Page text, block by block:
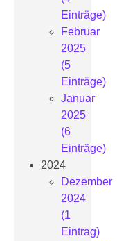
Einträge)
Februar
2025
(5
Einträge)
Januar
2025
(6
Einträge)
2024
Dezember
2024
(1
Eintrag)